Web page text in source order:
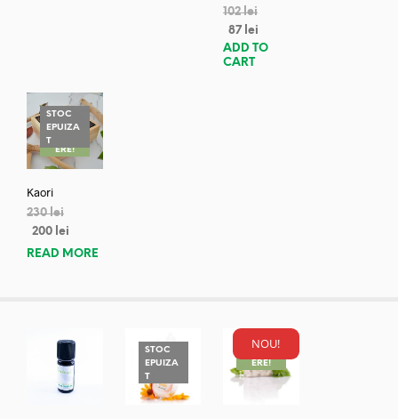
102lei
87 lei
ADD TO
CART
STOC
EPUIZA
TREDUC
ERE!
Kaori
230lei
200 lei
READ MORE
STOC
EPUIZA
T
NOU!
REDUC
ERE!